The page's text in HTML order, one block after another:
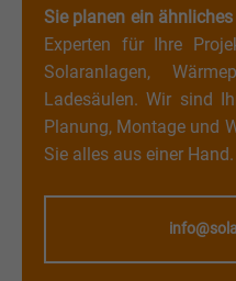
Sie planen ein
Experten für Ihre
Solaranlagen,
Ladesäulen. Wir sind
Planung, Montage und
Sie alles aus einer Hand.